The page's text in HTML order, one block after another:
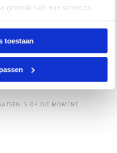
gebruik van hun services.
toestaan
IS OP DIT MOMENT